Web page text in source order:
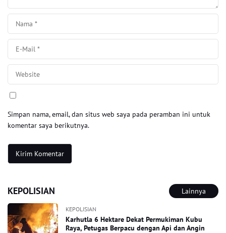
Simpan nama, email, dan situs web saya pada peramban ini untuk
komentar saya berikutnya.
KEPOLISIAN Lainnya
KEPOLISIAN
Karhutla 6 Hektare Dekat Permukiman Kubu
Raya, Petugas Berpacu dengan Api dan Angin